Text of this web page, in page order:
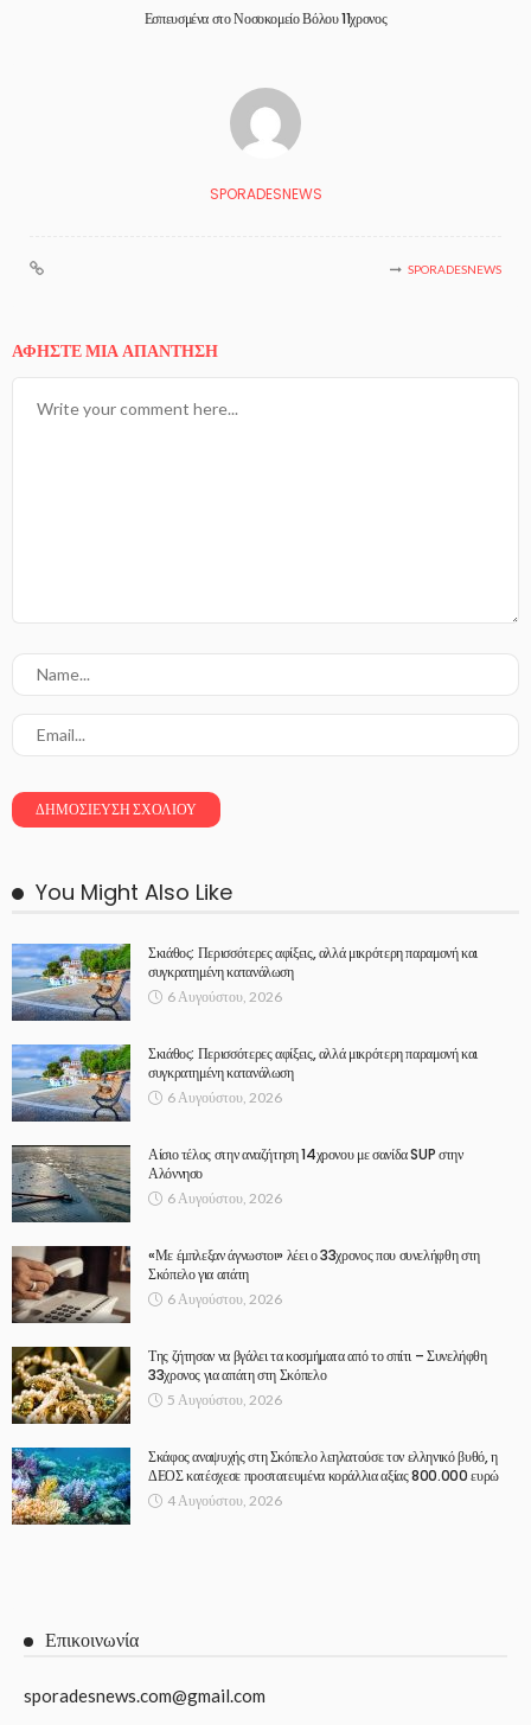
Εσπευσμένα στο Νοσοκομείο Βόλου 11χρονος
SPORADESNEWS
SPORADESNEWS
ΑΦΉΣΤΕ ΜΙΑ ΑΠΆΝΤΗΣΗ
You Might Also Like
Σκιάθος: Περισσότερες αφίξεις, αλλά μικρότερη παραμονή και
συγκρατημένη κατανάλωση
6 Αυγούστου, 2026
Σκιάθος: Περισσότερες αφίξεις, αλλά μικρότερη παραμονή και
συγκρατημένη κατανάλωση
6 Αυγούστου, 2026
Αίσιο τέλος στην αναζήτηση 14χρονου με σανίδα SUP στην
Αλόννησο
6 Αυγούστου, 2026
«Με έμπλεξαν άγνωστοι» λέει ο 33χρονος που συνελήφθη στη
Σκόπελο για απάτη
6 Αυγούστου, 2026
Της ζήτησαν να βγάλει τα κοσμήματα από το σπίτι – Συνελήφθη
33χρονος για απάτη στη Σκόπελο
5 Αυγούστου, 2026
Σκάφος αναψυχής στη Σκόπελο λεηλατούσε τον ελληνικό βυθό, η
ΔΕΟΣ κατέσχεσε προστατευμένα κοράλλια αξίας 800.000 ευρώ
4 Αυγούστου, 2026
Επικοινωνία
sporadesnews.com@gmail.com